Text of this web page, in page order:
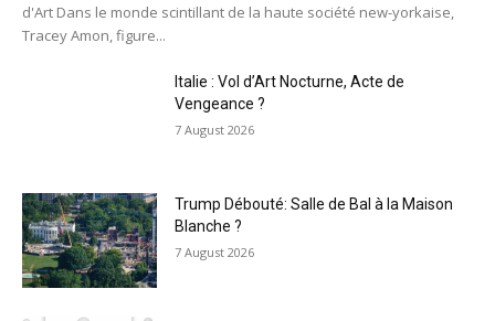
d'Art Dans le monde scintillant de la haute société new-yorkaise,
Tracey Amon, figure...
Italie : Vol d’Art Nocturne, Acte de
Vengeance ?
7 August 2026
Trump Débouté: Salle de Bal à la Maison
Blanche ?
7 August 2026